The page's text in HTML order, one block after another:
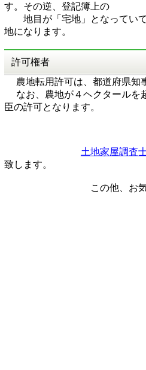
す。その逆、登記簿上の
地目が「宅地」となっていて
地になります。
許可権者
農地転用許可は、都道府県知
なお、農地が４ヘクタールを
臣の許可となります。
土地家屋調査
致します。
この他、お気軽にご